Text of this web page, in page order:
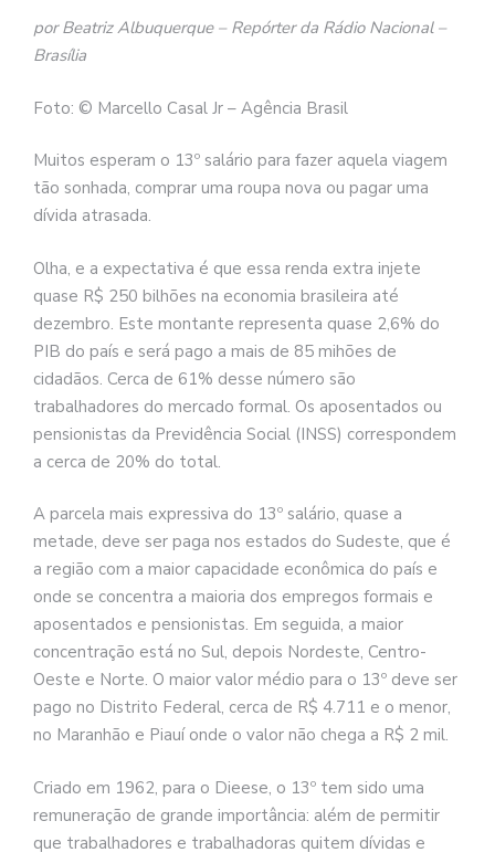
por Beatriz Albuquerque – Repórter da Rádio Nacional –
Brasília
Foto: © Marcello Casal Jr – Agência Brasil
Muitos esperam o 13º salário para fazer aquela viagem
tão sonhada, comprar uma roupa nova ou pagar uma
dívida atrasada.
Olha, e a expectativa é que essa renda extra injete
quase R$ 250 bilhões na economia brasileira até
dezembro. Este montante representa quase 2,6% do
PIB do país e será pago a mais de 85 mihões de
cidadãos. Cerca de 61% desse número são
trabalhadores do mercado formal. Os aposentados ou
pensionistas da Previdência Social (INSS) correspondem
a cerca de 20% do total.
A parcela mais expressiva do 13º salário, quase a
metade, deve ser paga nos estados do Sudeste, que é
a região com a maior capacidade econômica do país e
onde se concentra a maioria dos empregos formais e
aposentados e pensionistas. Em seguida, a maior
concentração está no Sul, depois Nordeste, Centro-
Oeste e Norte. O maior valor médio para o 13º deve ser
pago no Distrito Federal, cerca de R$ 4.711 e o menor,
no Maranhão e Piauí onde o valor não chega a R$ 2 mil.
Criado em 1962, para o Dieese, o 13º tem sido uma
remuneração de grande importância: além de permitir
que trabalhadores e trabalhadoras quitem dívidas e